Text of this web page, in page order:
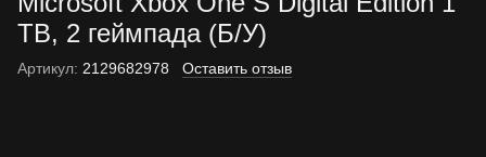
TB, 2 геймпада (Б/У)
Артикул: 2129682978 Оставить отзыв